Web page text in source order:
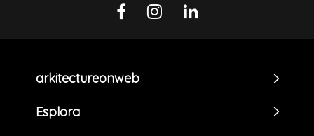
arkitectureonweb
Esplora